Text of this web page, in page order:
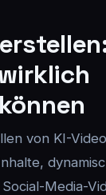
von KI-
Media-